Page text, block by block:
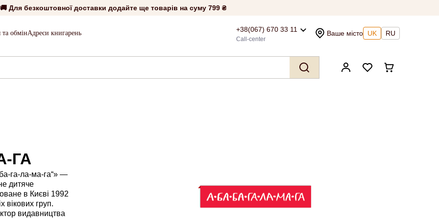
🚚 Для безкоштовної доставки додайте ще товарів на суму 799 ₴
обмінАдреси книгарень +38(067) 670 33 11
Call-center
Ваше місто UK RU
ГА
га-ла-ма-га“» —
дитяче
в Києві 1992
вікових груп.
видавництва